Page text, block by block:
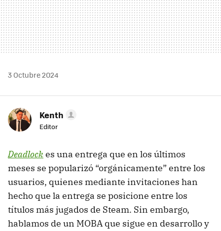
3 Octubre 2024
Kenth
Editor
Deadlockes una entrega que en los últimos
meses se popularizó “orgánicamente” entre los
usuarios, quienes mediante invitaciones han
hecho que la entrega se posicione entre los
títulos más jugados de Steam. Sin embargo,
hablamos de un MOBA que sigue en desarrollo y